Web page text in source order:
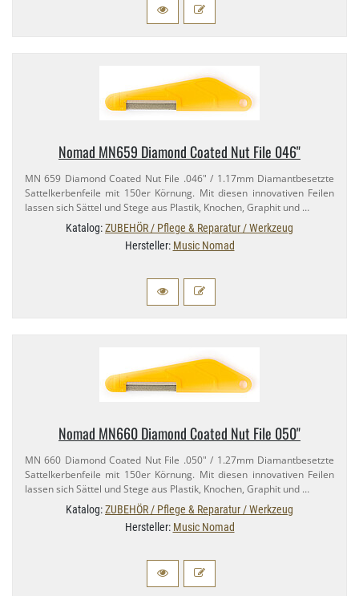
Nomad MN659 Diamond Coated Nut File 046"
MN 659 Diamond Coated Nut File .046" / 1.​17mm Diamantbesetzte
Sattelkerbenfeile mit 150er Körnung. Mit diesen innovativen Feilen
lassen sich Sättel und Stege aus Plastik, Knochen, Graphit und …
Katalog:ZUBEHÖR / Pflege & Reparatur / Werkzeug
Hersteller: Music Nomad
Nomad MN660 Diamond Coated Nut File 050"
MN 660 Diamond Coated Nut File .050" / 1.​27mm Diamantbesetzte
Sattelkerbenfeile mit 150er Körnung. Mit diesen innovativen Feilen
lassen sich Sättel und Stege aus Plastik, Knochen, Graphit und …
Katalog:ZUBEHÖR / Pflege & Reparatur / Werkzeug
Hersteller: Music Nomad